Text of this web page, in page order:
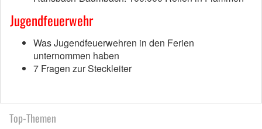
Jugendfeuerwehr
Was Jugendfeuerwehren in den Ferien
unternommen haben
7 Fragen zur Steckleiter
Top-Themen